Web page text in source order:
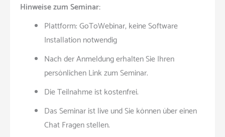
Hinweise zum Seminar:
Plattform: GoToWebinar, keine Software
Installation notwendig
Nach der Anmeldung erhalten Sie Ihren
persönlichen Link zum Seminar.
Die Teilnahme ist kostenfrei.
Das Seminar ist live und Sie können über einen
Chat Fragen stellen.